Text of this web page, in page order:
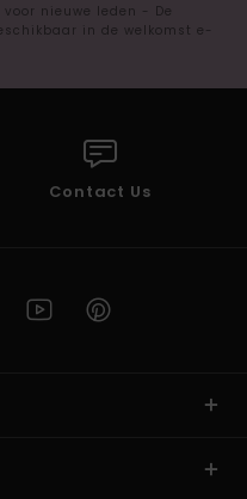
nieuwe leden - De
in de welkomst e-
Contact Us